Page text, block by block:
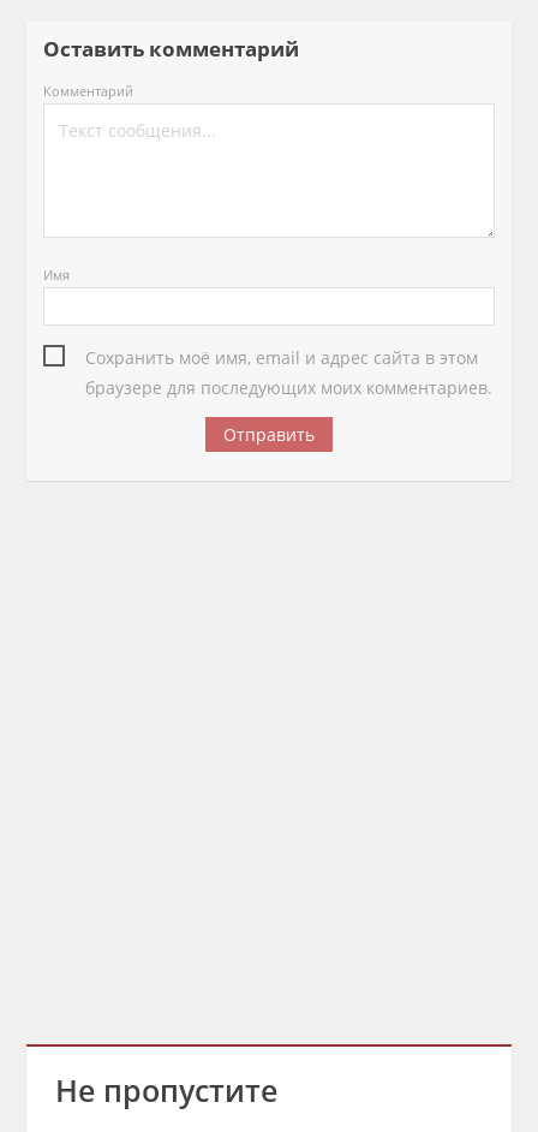
Оставить комментарий
Комментарий
Имя
Сохранить моё имя, email и адрес сайта в этом
браузере для последующих моих комментариев.
Не пропустите